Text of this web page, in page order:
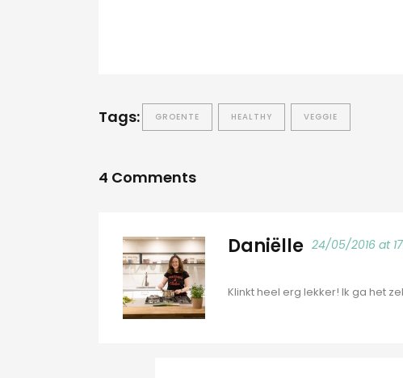
Tags: GROENTE HEALTHY VEGGIE
4 Comments
Daniëlle 24/05/2016 at
Klinkt heel erg lekker! Ik ga het